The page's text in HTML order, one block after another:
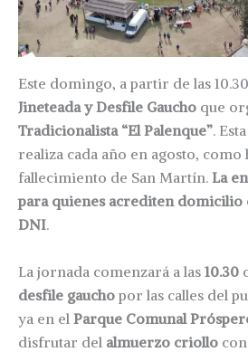
Este domingo, a partir de las
Jineteada y Desfile Gaucho que
Tradicionalista “El Palenque”.
realiza cada año en agosto, como
fallecimiento de San Martín. La
para quienes acrediten domicilio
DNI.
La jornada comenzará a las 10.30
desfile gaucho por las calles del
ya en el Parque Comunal
disfrutar del almuerzo criollo